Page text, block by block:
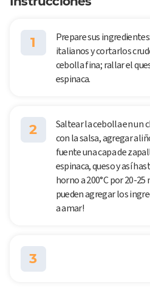
1
Prepare sus
italianos y cortarlos
cebolla fina; rallar el
espinaca.
2
Saltear la cebolla en un
con la salsa, agregar
fuente una capa de
espinaca, queso y así
horno a 200°C por 20-
pueden agregar los
a amar!
3